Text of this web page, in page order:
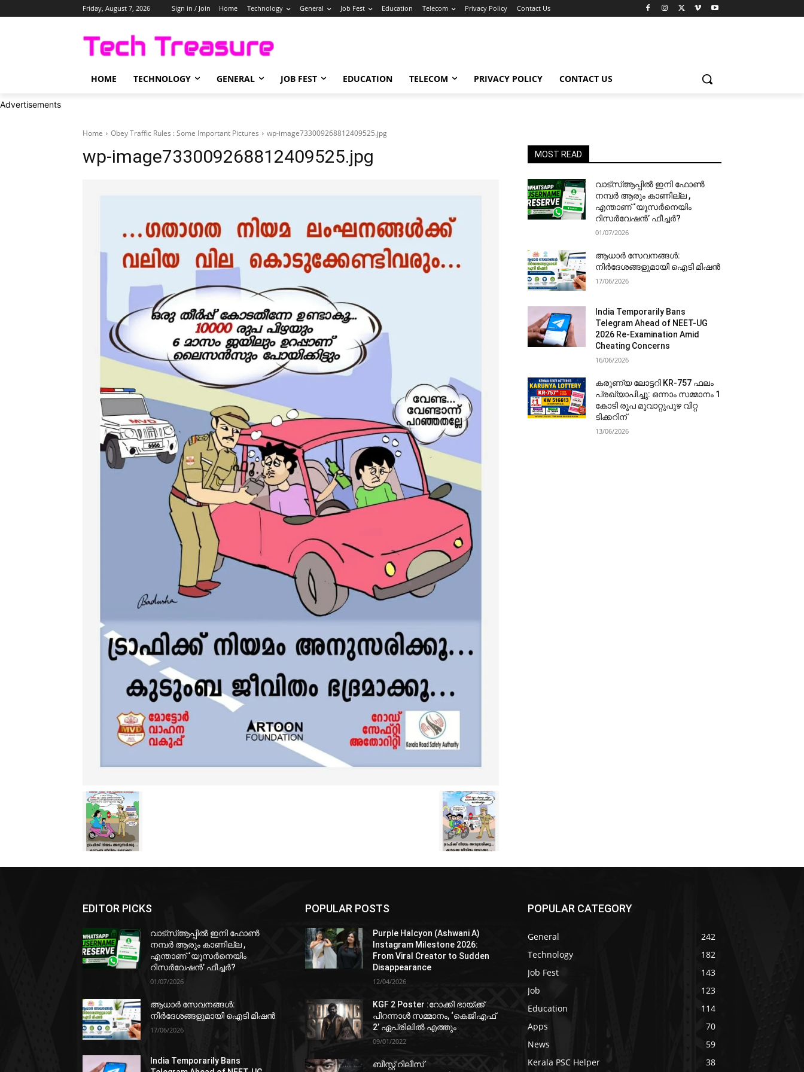
Friday, August 7, 2026 Sign in / Join Home Technology General Job Fest Education Telecom Privacy Policy Contact Us
HOME TECHNOLOGY GENERAL JOB FEST EDUCATION TELECOM PRIVACY POLICY CONTACT US
Advertisements
Home Obey Traffic Rules : Some Important Pictures wp-image733009268812409525.jpg
wp-image733009268812409525.jpg MOST READ
വാട്‌സ്ആപ്പിൽ ഇനി ഫോൺ
നമ്പർ ആരും കാണില്ല ,
എന്താണ് ‘യൂസർനെയിം
റിസർവേഷൻ’ ഫീച്ചർ?
01/07/2026
ആധാർ സേവനങ്ങൾ:
നിർദേശങ്ങളുമായി ഐടി മിഷൻ
17/06/2026
India Temporarily Bans
Telegram Ahead of NEET-UG
2026 Re-Examination Amid
Cheating Concerns
16/06/2026
കരുണ്യ ലോട്ടറി KR-757 ഫലം
പ്രഖ്യാപിച്ചു: ഒന്നാം സമ്മാനം 1
കോടി രൂപ മൂവാറ്റുപുഴ വിറ്റ
ടിക്കറിന്
13/06/2026
EDITOR PICKS
വാട്‌സ്ആപ്പിൽ ഇനി ഫോൺ
നമ്പർ ആരും കാണില്ല ,
എന്താണ് ‘യൂസർനെയിം
റിസർവേഷൻ’ ഫീച്ചർ?
01/07/2026
ആധാർ സേവനങ്ങൾ:
നിർദേശങ്ങളുമായി ഐടി മിഷൻ
17/06/2026
India Temporarily Bans
POPULAR POSTS
Purple Halcyon (Ashwani A)
Instagram Milestone 2026:
From Viral Creator to Sudden
Disappearance
12/04/2026
KGF 2 Poster :റോക്കി ഭായ്ക്ക്
പിറന്നാൾ സമ്മാനം, ‘കെജിഎഫ്
2’ ഏപ്രിലിൽ എത്തും
09/01/2022
ബീസ്റ്റ് റിലീസ്
POPULAR CATEGORY
General
242
Technology
182
Job Fest
143
Job
123
Education
114
Apps
70
News
59
Kerala PSC Helper
38